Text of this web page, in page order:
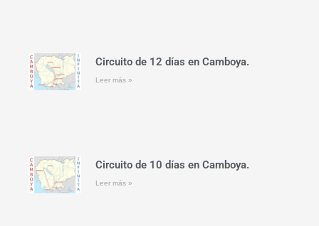
Circuito de 12 días en Camboya.
Leer más »
Circuito de 10 días en Camboya.
Leer más »